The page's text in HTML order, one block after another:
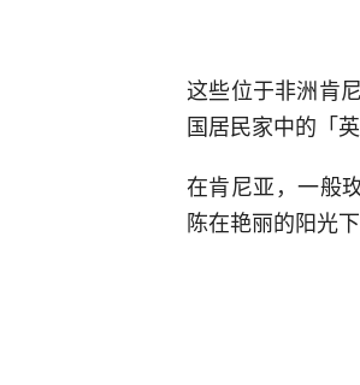
这些位于非洲肯
国居民家中的「
在肯尼亚，一般
陈在艳丽的阳光